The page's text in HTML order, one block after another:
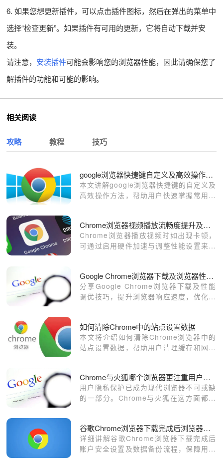
6. 如果您想更新插件，可以点击插件图标，然后在弹出的菜单中
选择“检查更新”。如果插件有可用的更新，它将自动下载并安
装。
请注意， 安装插件可能会影响您的浏览器性能，因此请确保您了
解插件的功能和可能的影响。
相关阅读
攻略 教程 技巧
google浏览器快捷键自定义及高效操作方法
本文讲解google浏览器快捷键的自定义及
高效操作方法，帮助用户快速掌握常用功
Chrome浏览器视频播放流畅度提升及硬件加速设置教程详尽
Chrome浏览器播放视频时如出现卡顿，
可通过启用硬件加速与调整性能设置来优
Google Chrome浏览器下载及浏览器性能调优技巧
分享Google Chrome浏览器下载及性能
调优技巧，提升浏览器响应速度，优化使
如何清除Chrome中的站点设置数据
本文将介绍如何清除Chrome浏览器中的
站点设置数据，帮助用户清理缓存和网站
Chrome与火狐哪个浏览器更注重用户隐私
用户隐私保护已成为现代浏览器不可或缺
的一部分。Chrome与火狐在这方面都有
看哪款浏览器在安全浏览方面更胜一筹。
谷歌Chrome浏览器下载完成后浏览器账户安全设置和备份流程
详细讲解谷歌Chrome浏览器下载完成后
账户安全设置及数据备份流程，保障用户